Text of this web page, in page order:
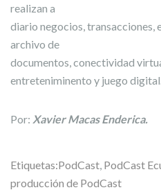
realizan a
diario negocios, transacciones,
archivo de
documentos, conectividad
entreteniminento y juego
Por: Xavier Macas Enderica.
Etiquetas:PodCast, PodCast
producción de PodCast